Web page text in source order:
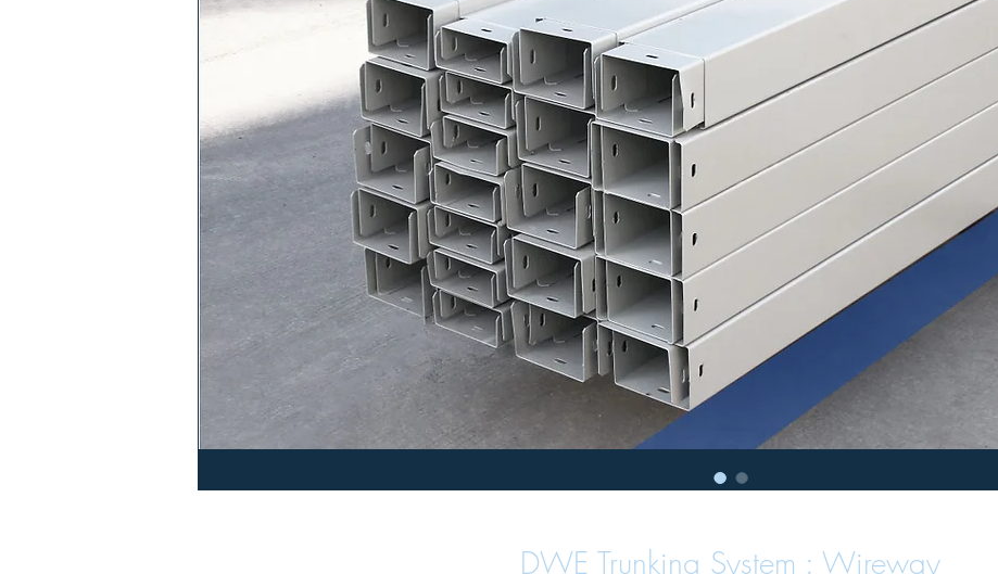
DWE Trunking System : Wireway